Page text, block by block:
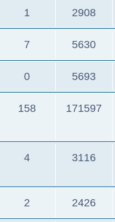
1 2908
7 5630
0 5693
158 171597
4 3116
2 2426